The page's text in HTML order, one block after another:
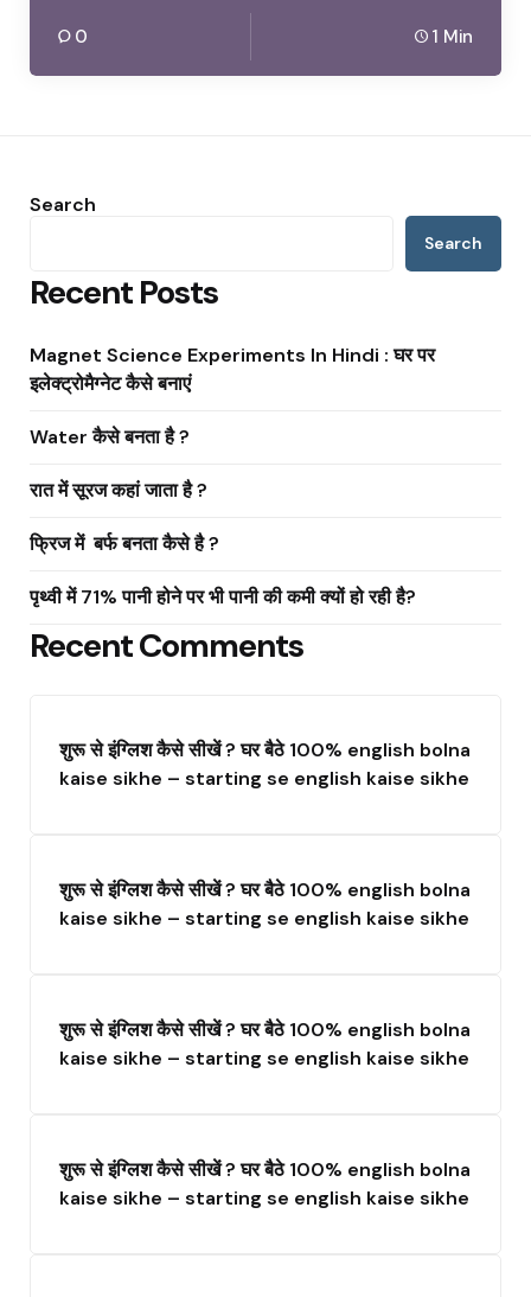
0 1 Min
Search
Search
Recent Posts
Magnet Science Experiments In Hindi : घर पर
इलेक्ट्रोमैग्नेट कैसे बनाएं
Water कैसे बनता है ?
रात में सूरज कहां जाता है ?
फ्रिज में बर्फ बनता कैसे है ?
पृथ्वी में 71% पानी होने पर भी पानी की कमी क्यों हो रही है?
Recent Comments
शुरू से इंग्लिश कैसे सीखें ? घर बैठे 100% english bolna
kaise sikhe – starting se english kaise sikhe
शुरू से इंग्लिश कैसे सीखें ? घर बैठे 100% english bolna
kaise sikhe – starting se english kaise sikhe
शुरू से इंग्लिश कैसे सीखें ? घर बैठे 100% english bolna
kaise sikhe – starting se english kaise sikhe
शुरू से इंग्लिश कैसे सीखें ? घर बैठे 100% english bolna
kaise sikhe – starting se english kaise sikhe